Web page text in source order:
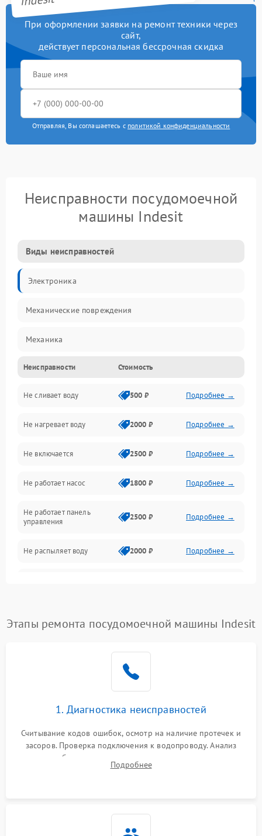
При оформлении заявки на ремонт техники через
сайт,
действует персональная бессрочная скидка
Отправляя, Вы соглашаетесь с политикой конфиденциальности
Неисправности посудомоечной
машины Indesit
Виды неисправностей
Электроника
Механические повреждения
Механика
Управление
Электропитание
Датчики
Нагрев
Вода
Гигиена
Программное обеспечение
Неисправности Стоимость
Не сливает воду 500 ₽ Подробнее →
Не нагревает воду 2000 ₽ Подробнее →
Не включается 2500 ₽ Подробнее →
Не работает насос 1800 ₽ Подробнее →
Не работает панель
управления
2500 ₽ Подробнее →
Не распыляет воду 2000 ₽ Подробнее →
воды
1800 ₽ Подробнее →
Проблемы с
Этапы ремонта посудомоечной машины Indesit
1. Диагностика неисправностей
Считывание кодов ошибок, осмотр на наличие протечек и
засоров. Проверка подключения к водопроводу. Анализ
жалоб на отсутствие слива, нагрева, вращения
разбрызгивателей или срабатывание системы защиты
Подробнее